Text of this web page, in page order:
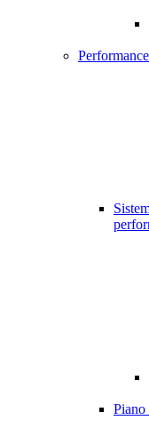
Performance
Piano